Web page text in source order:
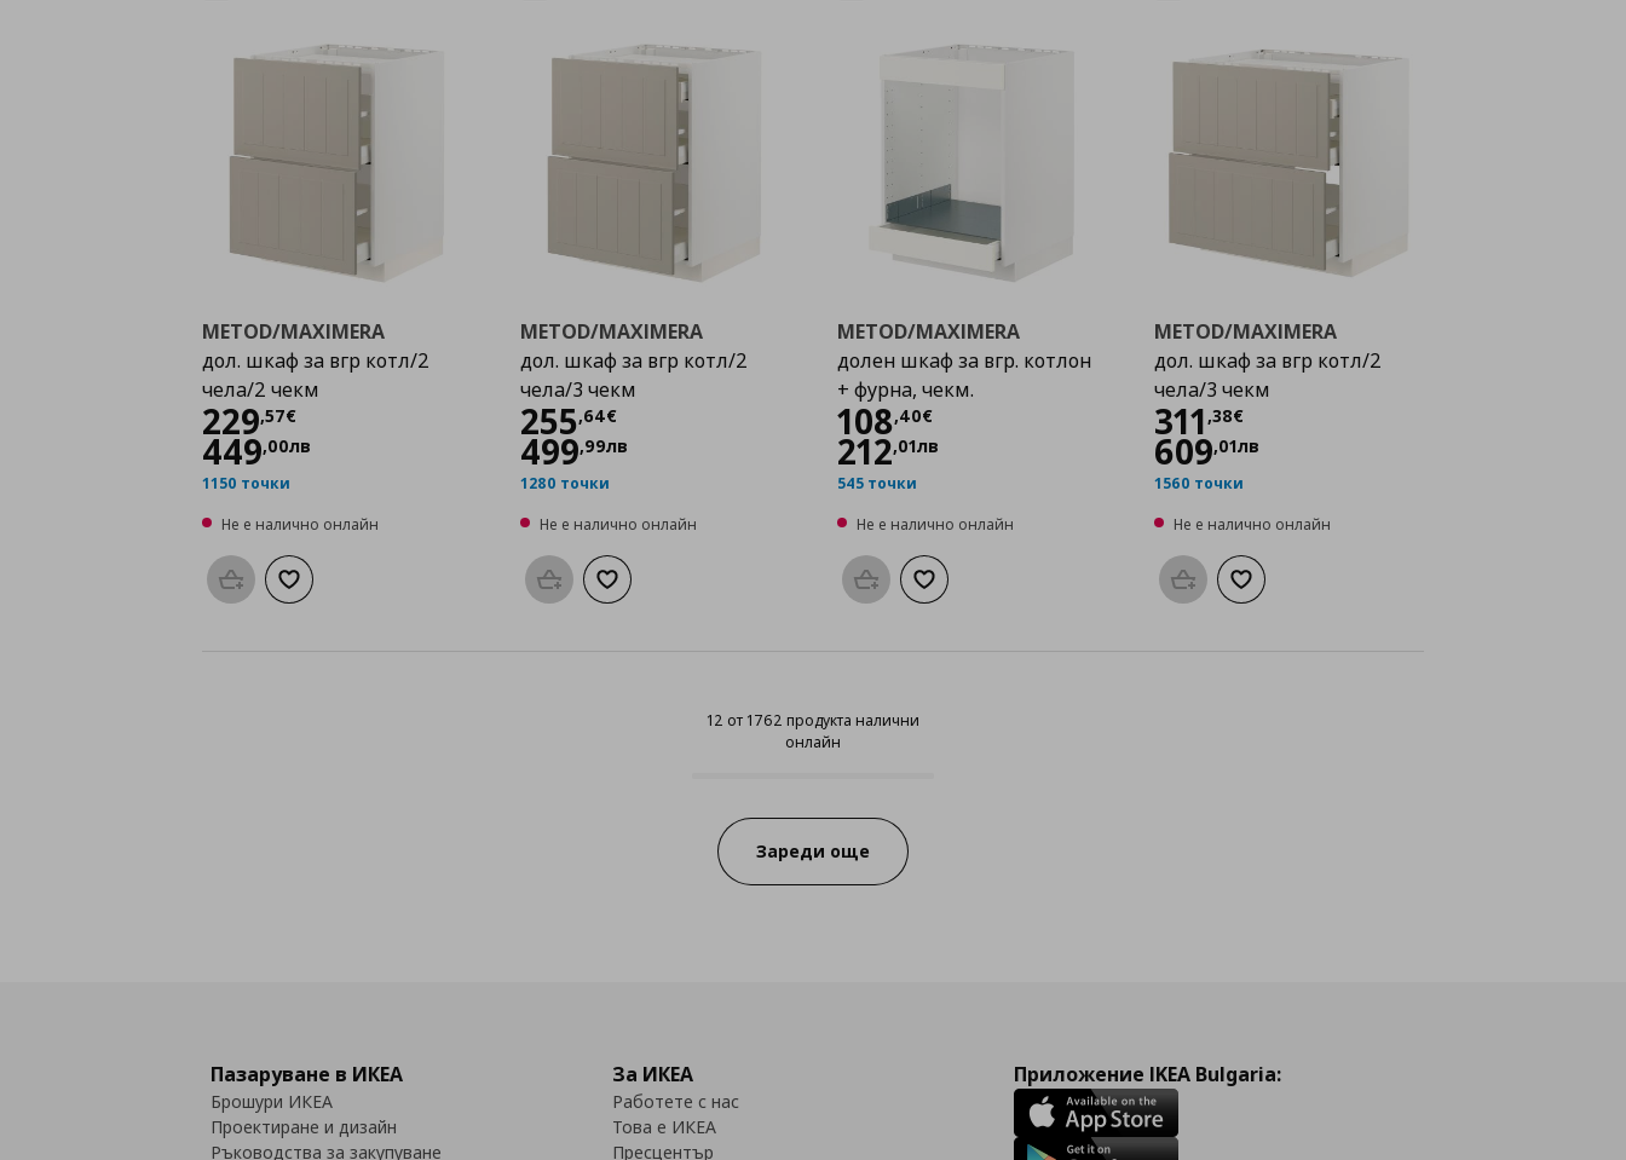
METOD/MAXIMERA
дол. шкаф за вгр котл/2
чела/2 чекм
229,57€
Цена
449,00лв
1150 точки
Не е налично онлайн
Προσθήκη στο καλάθι
Добави към списъка с любими
METOD/MAXIMERA
дол. шкаф за вгр котл/2
чела/3 чекм
255,64€
Цена255,64 €
499,99лв
1280 точки
Не е налично онлайн
Προσθήκη στο καλάθι
Добави към списъка с любими
METOD/MAXIMERA
долен шкаф за вгр. котлон
+ фурна, чекм.
108,40€
Цена
212,01лв
545 точки
Не е налично онлайн
Προσθήκη στο καλάθι
Добави към списъка с любими
METOD/MAXIMERA
дол. шкаф за вгр котл/2
чела/3 чекм
311,38€
Цена
609,01лв
1560 точки
Не е налично онлайн
Προσθήκη στο καλάθι
Добави към списъка с любими
12 от 1762 продукта налични
онлайн
12 от 1762 продукта налични онлайн
Зареди още
Пазаруване в ИКЕА
Брошури ИКЕА
Проектиране и дизайн
Ръководства за закупуване
За ИКЕА
Работете с нас
Това е ИКЕА
Пресцентър
Приложение IKEA Bulgaria: